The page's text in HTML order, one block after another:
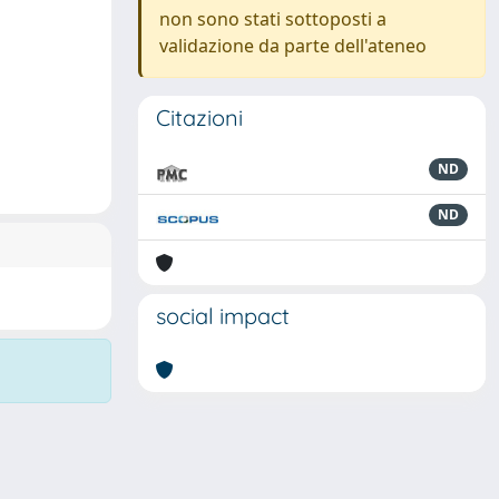
non sono stati sottoposti a
validazione da parte dell'ateneo
Citazioni
ND
ND
social impact